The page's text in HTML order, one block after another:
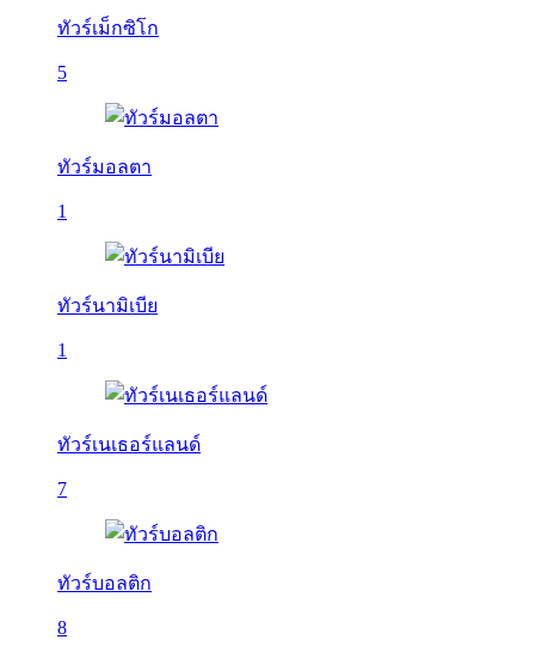
ทัวร์เม็กซิโก
5
ทัวร์มอลตา
1
ทัวร์นามิเบีย
1
ทัวร์เนเธอร์แลนด์
7
ทัวร์บอลติก
8